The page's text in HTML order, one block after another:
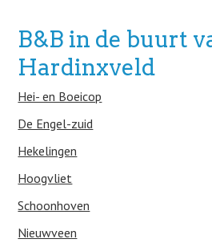
B&B in de buurt
Hardinxveld
Hei- en Boeicop
De Engel-zuid
Hekelingen
Hoogvliet
Schoonhoven
Nieuwveen